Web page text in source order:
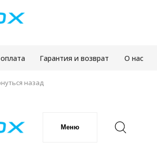
Гарантия и возврат О нас
назад
Меню